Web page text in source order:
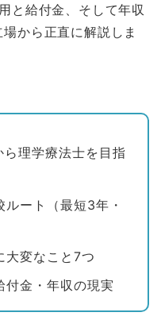
と給付金、そして年収
から正直に解説しま
理学療法士を目指
ート（最短3年・
大変なこと7つ
付金・年収の現実